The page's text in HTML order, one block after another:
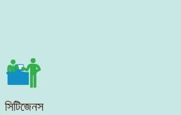
সিটিজেনস